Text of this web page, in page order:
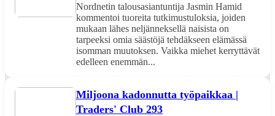
Nordnetin talousasiantuntija Jasmin Hamid
kommentoi tuoreita tutkimustuloksia, joiden
mukaan lähes neljänneksellä naisista on
tarpeeksi omia säästöjä tehdäkseen elämässä
isomman muutoksen. Vaikka miehet kerryttävät
edelleen enemmän...
Miljoona kadonnutta työpaikkaa |
Traders' Club 293